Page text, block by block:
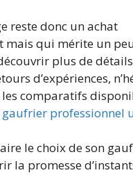
reste donc un achat
mais qui mérite un
plus de détails
d’expériences,
comparatifs
gaufrier professionnel
le choix de son
la promesse